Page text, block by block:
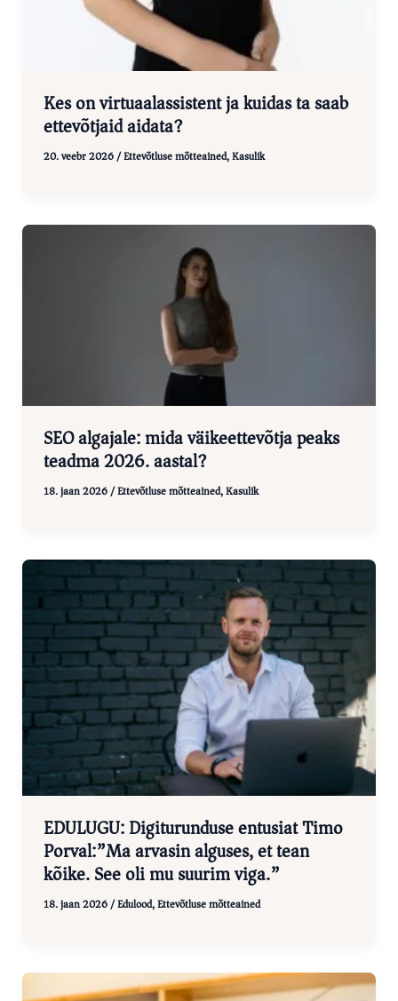
Kes on virtuaalassistent ja kuidas ta saab
ettevõtjaid aidata?
20. veebr 2026/Ettevõtluse mõtteained,Kasulik
SEO algajale: mida väikeettevõtja peaks
teadma 2026. aastal?
18. jaan 2026/Ettevõtluse mõtteained,Kasulik
EDULUGU: Digiturunduse entusiat Timo
Porval:”Ma arvasin alguses, et tean
kõike. See oli mu suurim viga.”
18. jaan 2026/Edulood,Ettevõtluse mõtteained